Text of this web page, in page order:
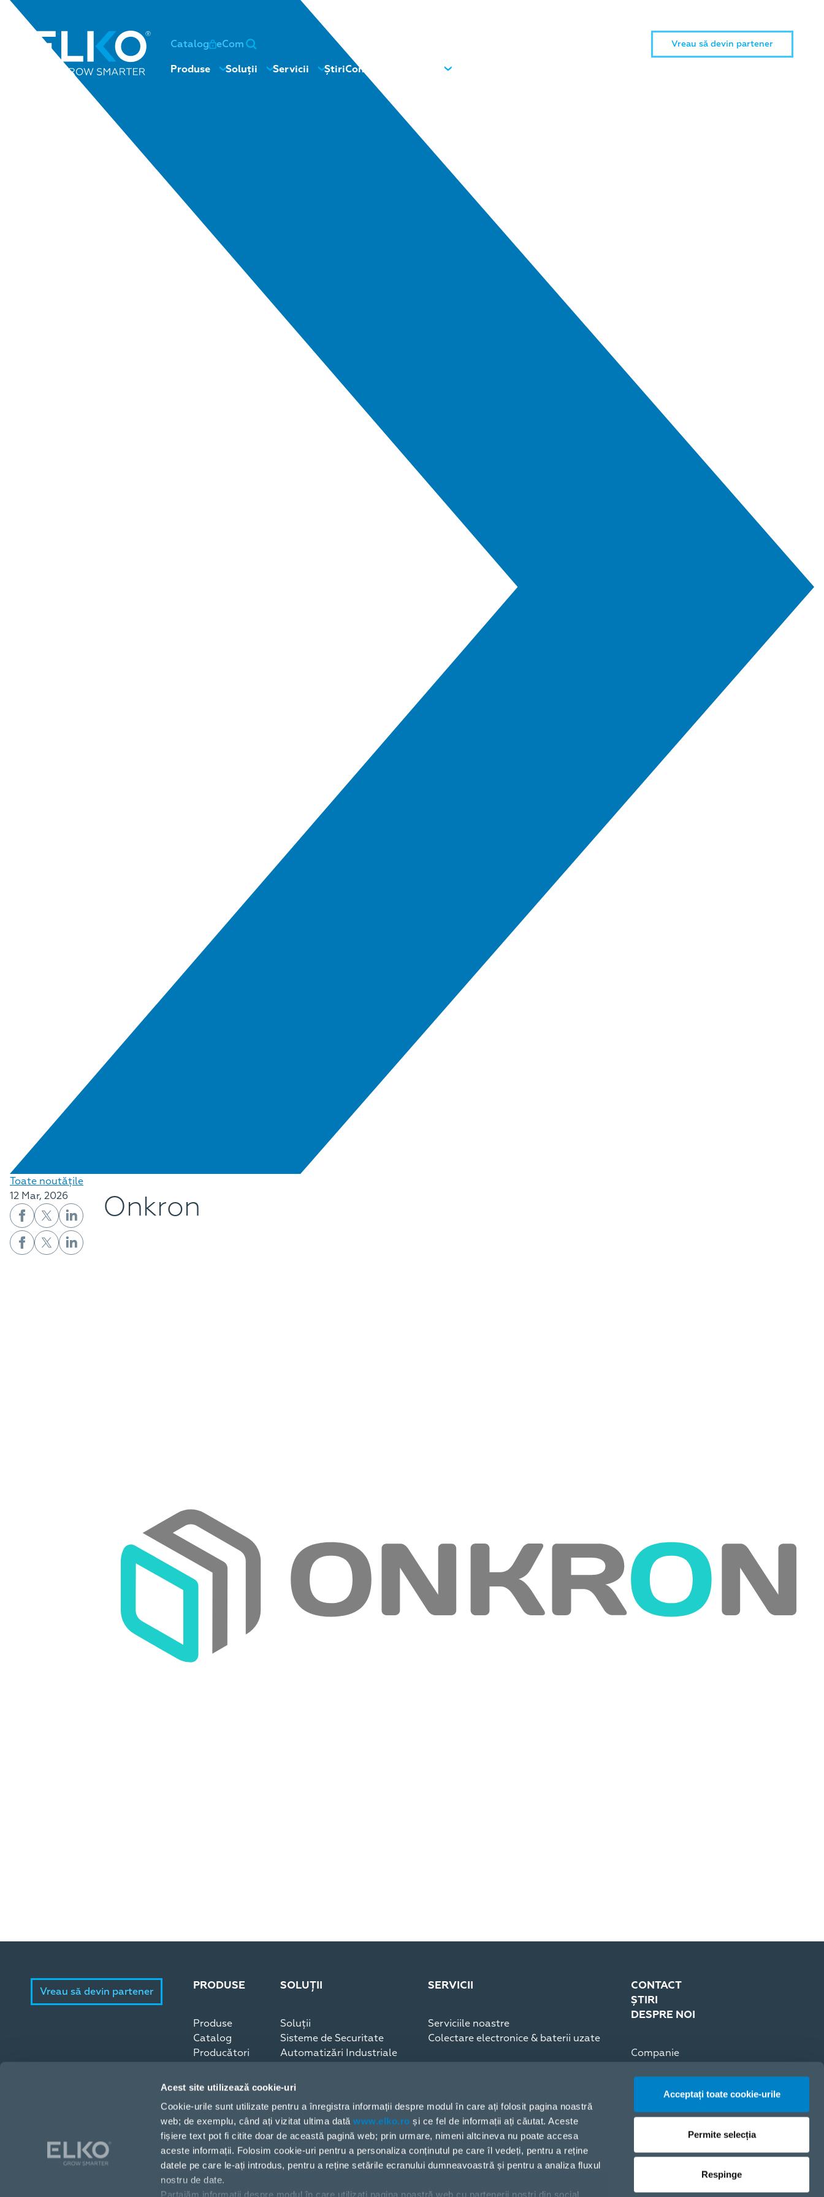
Acest site utilizează cookie-uri
Cookie-urile sunt utilizate pentru a înregistra informații despre modul în care ați folosit pagina noastră
web; de exemplu, când ați vizitat ultima datăwww.elko.ro și ce fel de informații ați căutat. Aceste
fișiere text pot fi citite doar de această pagină web; prin urmare, nimeni altcineva nu poate accesa
aceste informații. Folosim cookie-uri pentru a personaliza conținutul pe care îl vedeți, pentru a reține
datele pe care le-ați introdus, pentru a reține setările ecranului dumneavoastră și pentru a analiza fluxul
nostru de date.
Partajăm informații despre modul în care utilizați pagina noastră web cu partenerii noștri din social
Acceptați toate cookie-urile
Permite selecția
Respinge
Catalog eCom Vreau să devin partener
Produse Soluții Servicii ȘtiriContact
Toate noutățile
12 Mar, 2026
Onkron
Vreau să devin partener PRODUSE
Produse
Catalog
Producători
SOLUȚII
Soluții
Sisteme de Securitate
Automatizări Industriale
Sisteme de comunicaţii
SERVICII
Serviciile noastre
Colectare electronice & baterii uzate
CONTACT
ȘTIRI
DESPRE NOI
Companie
Certificări ISO